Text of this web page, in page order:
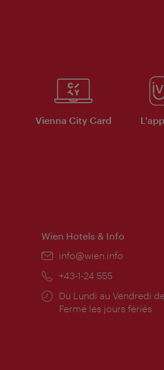
Vienna City Card
Wien Hotels & Info
E-
info@wien.info
Téléphone:
+43-1-24 555
Horaires
d'ouverture:
Du Lundi au Vendredi
Fermé les jours fériés